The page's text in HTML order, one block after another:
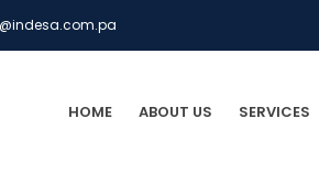
HOME ABOUT US SERVICES